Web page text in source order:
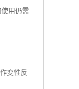
用仍需
变性反